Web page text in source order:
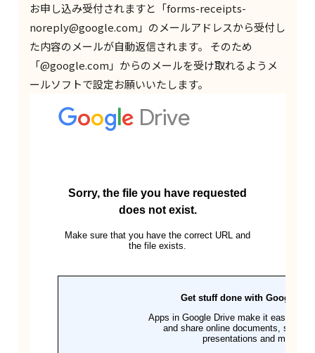
お申し込み受付されますと「forms-receipts-
noreply@google.com」のメールアドレスから受付し
た内容のメールが自動返信されます。 そのため
「@google.com」からのメールを受け取れるようメ
ールソフトで設定お願いいたします。